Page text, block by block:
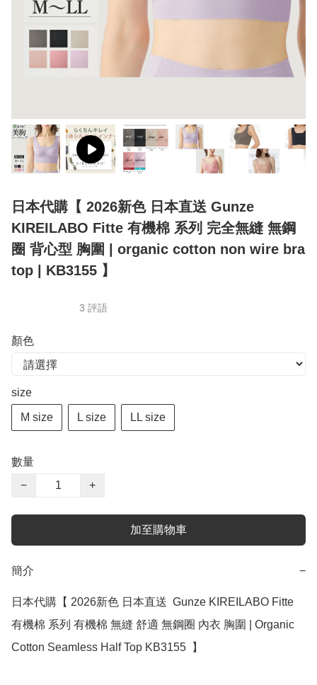
日本代購【 2026新色 日本直送 Gunze
KIREILABO Fitte 有機棉 系列 完全無縫 無鋼
圈 背心型 胸圍 | organic cotton non wire bra
top | KB3155 】
3 評語
顏色
size
M size L size LL size
數量
−
+
加至購物車
簡介 −
日本代購【 2026新色 日本直送  Gunze KIREILABO Fitte
有機棉 系列 有機棉 無縫 舒適 無鋼圈 內衣 胸圍 | Organic
Cotton Seamless Half Top KB3155  】